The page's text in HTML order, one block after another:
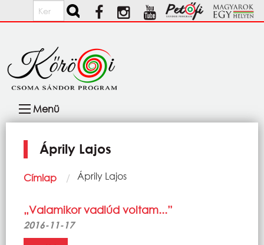
Ugrás a tartalomra
Keresés
navigáció
Menü
Áprily Lajos
Morzsa
Címlap Current:
Áprily Lajos
„Valamikor vadlúd voltam...”
2016-11-17